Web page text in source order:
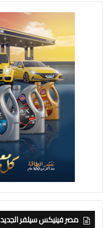
مصر فينيكس سيلفر الجديد